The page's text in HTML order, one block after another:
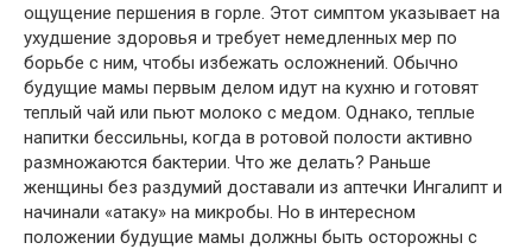
ощущение першения в горле. Этот симптом указывает на
ухудшение здоровья и требует немедленных мер по
борьбе с ним, чтобы избежать осложнений. Обычно
будущие мамы первым делом идут на кухню и готовят
теплый чай или пьют молоко с медом. Однако, теплые
напитки бессильны, когда в ротовой полости активно
размножаются бактерии. Что же делать? Раньше
женщины без раздумий доставали из аптечки Ингалипт и
начинали «атаку» на микробы. Но в интересном
положении будущие мамы должны быть осторожны с